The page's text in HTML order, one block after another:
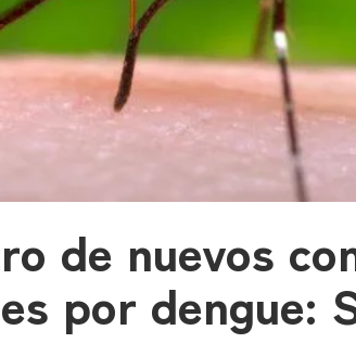
de nuevos
por dengue: